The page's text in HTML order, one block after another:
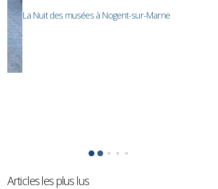
La Nuit des musées à Nogent-sur-Marne
Articles les plus lus